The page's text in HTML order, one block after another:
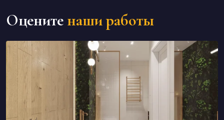
Оцените наши работы